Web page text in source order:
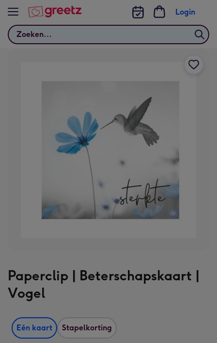
Bekijk meer
Zoeken
Login
Paperclip | Beterschapskaart |
Vogel
Eén kaart Stapelkorting